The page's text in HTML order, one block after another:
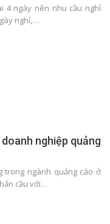
4 ngày nên nhu cầu nghỉ
nghỉ,…
nghiệp quảng
trong ngành quảng cáo ở
cầu với…